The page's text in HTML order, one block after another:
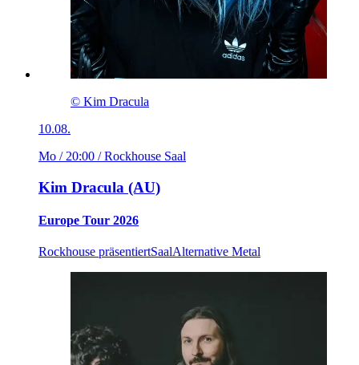
© Kim Dracula
10.08.
Mo / 20:00 / Rockhouse Saal
Kim Dracula (AU)
Europe Tour 2026
Rockhouse präsentiertSaalAlternative Metal